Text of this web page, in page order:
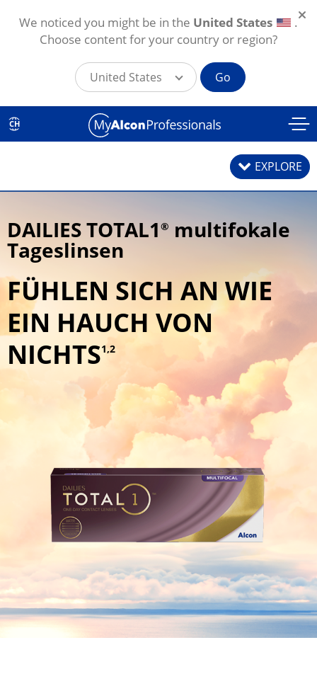
Direkt zum Inhalt
CH
EXPLORE
Kontaktlinsen
Kontaktlinsenpflegemittel
DAILIES TOTAL1 ® multifokale
Tageslinsen
FÜHLEN SICH AN WIE
EIN HAUCH VON
NICHTS1,2
We noticed you might be in the United States
.
Choose content for your country or region?
United States Go